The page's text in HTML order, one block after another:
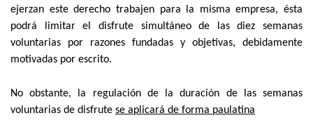
ejerzan este derecho trabajen para la misma empresa, ésta
podrá limitar el disfrute simultáneo de las diez semanas
voluntarias por razones fundadas y objetivas, debidamente
motivadas por escrito.
No obstante, la regulación de la duración de las semanas
voluntarias de disfrute se aplicará de forma paulatina